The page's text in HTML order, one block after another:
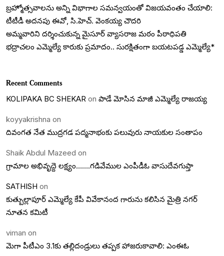
బ్రహ్మోత్సవాలను అన్ని విభాగాల సమన్వయంతో విజయవంతం చేయాలి:
టీటీడీ అదనపు ఈవో, సి.హెచ్. వెంకయ్య చౌదరి
అమ్మవారిని దర్శించుకున్న మైసూర్ వ్యాసరాజ మఠం పీఠాధిపతి
భద్రాచలం ఎమ్మెల్యే కారుకు ప్రమాదం.. సురక్షితంగా బయటపడ్డ ఎమ్మెల్యే*
Recent Comments
KOLIPAKA BC SHEKAR on పాడే మోసిన మాజీ ఎమ్మెల్యే రాజయ్య
koyyakrishna on
దివంగత నేత ముద్రగడ పద్మనాభంకు పలువురు నాయకుల సంతాపం
Shaik Abdul Mazeed on
గ్రామాల అభివృద్దె లక్ష్యం…….గడివేముల ఎంపీడీఓ వాసుదేవగుప్తా
SATHISH on
కుత్బుల్లాపూర్ ఎమ్మెల్యే కేపీ వివేకానంద గారును కలిసిన మైత్రి నగర్
నూతన కమిటీ
viman on
మెగా పీటీఎం 3.1కు తల్లిదండ్రులు తప్పక హాజరుకావాలి: ఎంఈఓ